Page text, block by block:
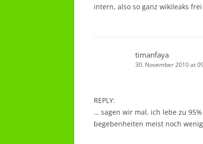
intern, also so ganz wikileaks
timanfaya
30. November 2010 at
REPLY:
… sagen wir mal, ich lebe zu
begebenheiten meist noch